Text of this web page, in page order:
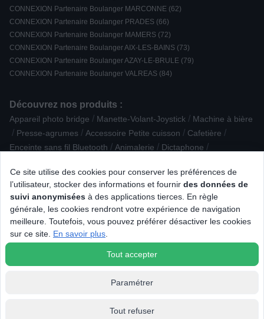
Ce site utilise des cookies pour conserver les préférences de
l’utilisateur, stocker des informations et fournir des données de
suivi anonymisées à des applications tierces. En règle
générale, les cookies rendront votre expérience de navigation
meilleure. Toutefois, vous pouvez préférer désactiver les cookies
sur ce site. En savoir plus
Tout accepter
Paramétrer
Tout refuser
CONNEXION Partenaire Boulanger MARCONNE (62)
CONNEXION Partenaire Boulanger PRADES (66)
CONNEXION Partenaire Boulanger MAMERS (72)
CONNEXION Partenaire Boulanger AIX-LES-BAINS (73)
CONNEXION Partenaire Boulanger AZAY-LE-BRULE (79)
CONNEXION Partenaire Boulanger VALREAS (84)
Découvrez nos produits :
Appareil photo bridge / Manette-Volant-Joystick / Machine à bière
/ Presse-agrumes / Accessoire Petite cuisson / Cafetière /
Enceinte sans fil Bluetooth / Animalerie / Dictaphone /
Alarme / Sécurité / Aspirateur rechargeable / à main /
Puericulture / Casque / Lave-linge top / Cadre photo numérique
Machine à coudre Casque sans fil et ANC Intra-auriculaire
Four Gaz / Accessoire Epilation / Rasage Cuiseur à riz / œufs
Purificateur / Connectique multimedia
/ Cuisinière induction / TV QLED / Moulin à épices / Chauffage
© 2026 Tous droits réservés Connexion.fr